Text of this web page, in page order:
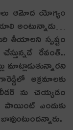
ఆమోద యోగ్యం
అంటున్నాడు…
తీయాలని స్ప‌ష్టం
రేవంత్..
మాట్లాడుతున్నారని
అక్రమాలకు
ను చెయ్యడం
పాయింట్ ఎందుకు